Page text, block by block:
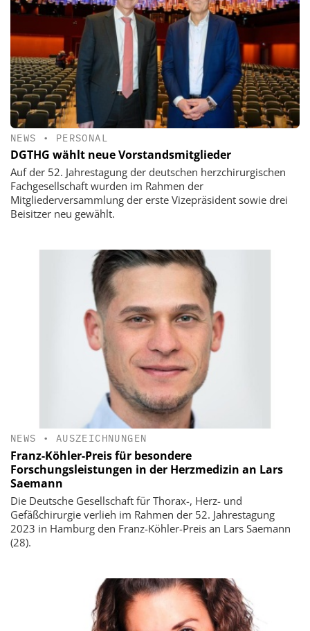
NEWS • PERSONAL
DGTHG wählt neue Vorstandsmitglieder
Auf der 52. Jahrestagung der deutschen herzchirurgischen
Fachgesellschaft wurden im Rahmen der
Mitgliederversammlung der erste Vizepräsident sowie drei
Beisitzer neu gewählt.
NEWS • AUSZEICHNUNGEN
Franz-Köhler-Preis für besondere
Forschungsleistungen in der Herzmedizin an Lars
Saemann
Die Deutsche Gesellschaft für Thorax-, Herz- und
Gefäßchirurgie verlieh im Rahmen der 52. Jahrestagung
2023 in Hamburg den Franz-Köhler-Preis an Lars Saemann
(28).